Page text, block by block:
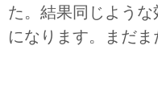
た。結果同じよう
になります。まだま